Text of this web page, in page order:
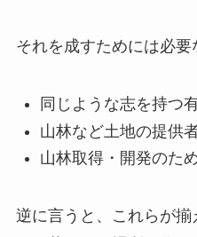
それを成すためには必要
同じような志を持つ
山林など土地の提供
山林取得・開発のた
逆に言うと、これらが